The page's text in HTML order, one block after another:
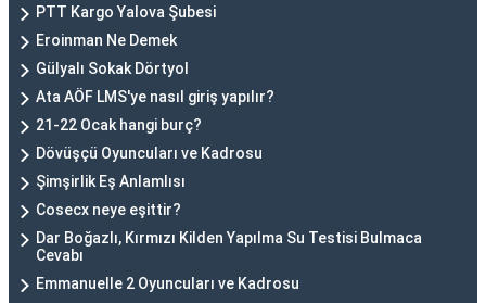
PTT Kargo Yalova Şubesi
Eroinman Ne Demek
Gülyalı Sokak Dörtyol
Ata AÖF LMS'ye nasıl giriş yapılır?
21-22 Ocak hangi burç?
Dövüşçü Oyuncuları ve Kadrosu
Şimşirlik Eş Anlamlısı
Cosecx neye eşittir?
Dar Boğazlı, Kırmızı Kilden Yapılma Su Testisi Bulmaca
Cevabı
Emmanuelle 2 Oyuncuları ve Kadrosu